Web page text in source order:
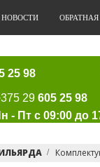
НОВОСТИ ОБРАТНАЯ
25 98
29 605 25 98
- Пт с 09:00 до